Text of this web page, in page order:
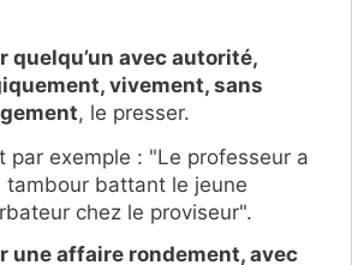
quelqu’un avec autorité,
vivement, sans
, le presser.
par exemple : "Le professeur a
tambour battant le jeune
chez le proviseur".
une affaire rondement, avec